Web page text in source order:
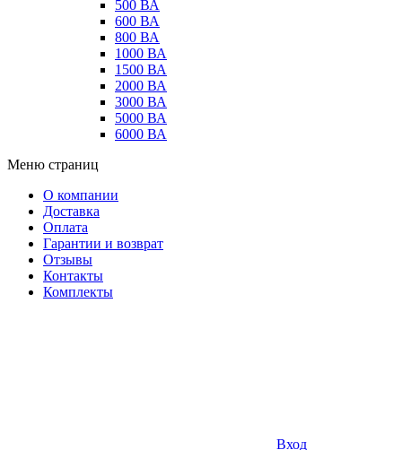
500 ВА
600 ВА
800 ВА
1000 ВА
1500 ВА
2000 ВА
3000 ВА
5000 ВА
6000 ВА
Меню страниц
О компании
Доставка
Оплата
Гарантии и возврат
Отзывы
Контакты
Комплекты
Вход